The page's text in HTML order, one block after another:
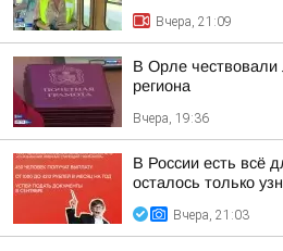
Вчера, 21:09
В Орле чествовали
региона
Вчера, 19:36
В России есть всё
осталось только
Вчера, 21:03